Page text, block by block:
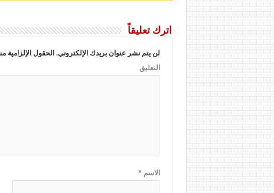
اترك تعليقاً
لن يتم نشر عنوان بريدك الإلكتروني. الحقول الإلزامية
التعليق
الاسم*